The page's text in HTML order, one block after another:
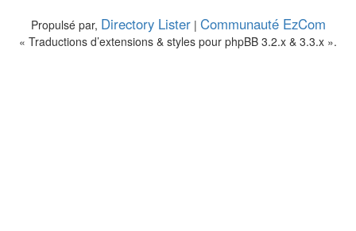
Propulsé par, Directory Lister| Communauté EzCom
« Traductions d’extensions & styles pour phpBB 3.2.x & 3.3.x ».